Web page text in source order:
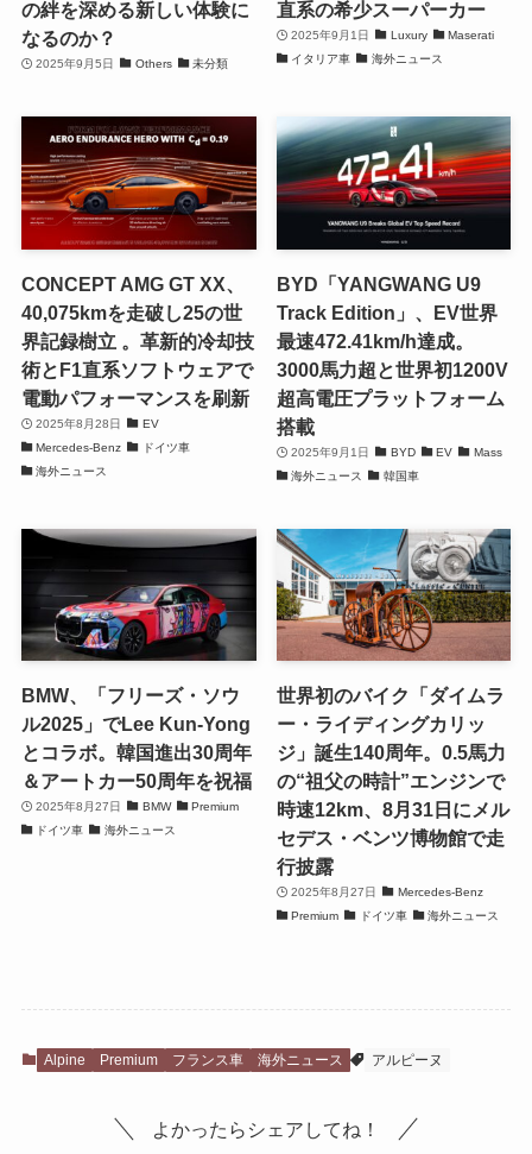
の絆を深める新しい体験に
なるのか？
2025年9月5日 Others 未分類
直系の希少スーパーカー
2025年9月1日 Luxury
Maserati
イタリア車
海外ニュース
CONCEPT AMG GT XX、
40,075kmを走破し25の世
界記録樹立 。革新的冷却技
術とF1直系ソフトウェアで
電動パフォーマンスを刷新
2025年8月28日
EV
Mercedes-Benz
ドイツ車
海外ニュース
BYD「YANGWANG U9
Track Edition」、EV世界
最速472.41km/h達成。
3000馬力超と世界初1200V
超高電圧プラットフォーム
搭載
2025年9月1日 BYD EV
Mass
海外ニュース
韓国車
BMW、「フリーズ・ソウ
ル2025」でLee Kun-Yong
とコラボ。韓国進出30周年
＆アートカー50周年を祝福
2025年8月27日 BMW
Premium
ドイツ車
海外ニュース
世界初のバイク「ダイムラ
ー・ライディングカリッ
ジ」誕生140周年。0.5馬力
の“祖父の時計”エンジンで
時速12km、8月31日にメル
セデス・ベンツ博物館で走
行披露
2025年8月27日
Mercedes-Benz
Premium
ドイツ車 海外ニュース
Alpine Premium フランス車 海外ニュース アルピーヌ
よかったらシェアしてね！